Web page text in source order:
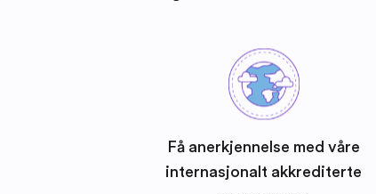
Få anerkjennelse med våre
internasjonalt akkrediterte